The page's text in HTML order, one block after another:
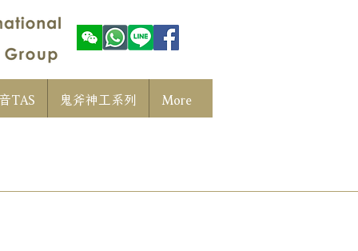
TAS 鬼斧神工系列 More